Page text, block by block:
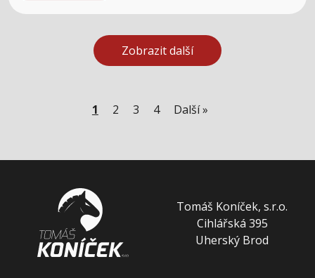
Zobrazit další
1 2 3 4 Další »
Tomáš Koníček, s.r.o.
Cihlářská 395
Uherský Brod